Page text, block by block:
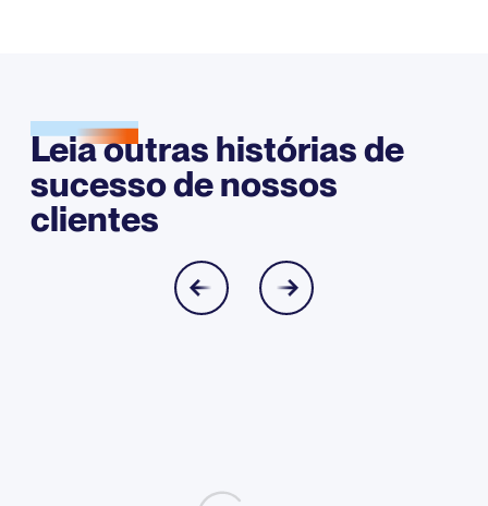
Leia outras histórias de
sucesso de nossos
clientes